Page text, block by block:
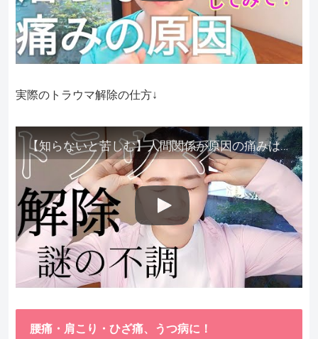
実際のトラウマ解除の仕方↓
【知らないと苦しむ】人間関係が原因の痛みはトラウマ解除が必須。病院に行っても原因不明で治らない不調はこれをしてからケアしてみてください。
腰痛・肩こり・ひざ痛、うつ病に！